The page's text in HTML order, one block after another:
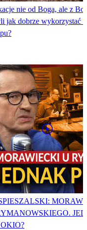
nie od Boga, ale z
jak dobrze wykorzystać